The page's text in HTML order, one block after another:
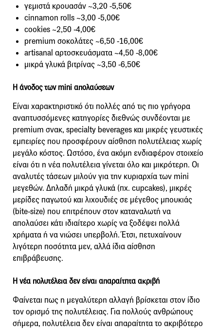
γεμιστά κρουασάν ~3,20 -5,50€
cinnamon rolls ~3,00 -5,00€
cookies ~2,50 -4,00€
premium σοκολάτες ~6,50 -16,00€
artisanal αρτοσκευάσματα ~4,50 -8,00€
μικρά γλυκά βιτρίνας ~3,50 -6,50€
Η άνοδος των mini απολαύσεων
Είναι χαρακτηριστικό ότι πολλές από τις πιο γρήγορα
αναπτυσσόμενες κατηγορίες διεθνώς συνδέονται με
premium σνακ, specialty beverages και μικρές γευστικές
εμπειρίες που προσφέρουν αίσθηση πολυτέλειας χωρίς
μεγάλο κόστος. Ωστόσο, ένα ακόμη ενδιαφέρον στοιχείο
είναι ότι η νέα πολυτέλεια γίνεται όλο και μικρότερη. Οι
αναλυτές τάσεων μιλούν για την κυριαρχία των mini
μεγεθών. Δηλαδή μικρά γλυκά (πχ. cupcakes), μικρές
μερίδες παγωτού και λιχουδιές σε μέγεθος μπουκιάς
(bite-size) που επιτρέπουν στον καταναλωτή να
απολαύσει κάτι ιδιαίτερο χωρίς να ξοδέψει πολλά
χρήματα ή να νιώσει υπερβολή. Έτσι, πετυχαίνουν
λιγότερη ποσότητα μεν, αλλά ίδια αίσθηση
επιβράβευσης.
Η νέα πολυτέλεια δεν είναι απαραίτητα ακριβή
Φαίνεται πως η μεγαλύτερη αλλαγή βρίσκεται στον ίδιο
τον ορισμό της πολυτέλειας. Για πολλούς ανθρώπους
σήμερα, πολυτέλεια δεν είναι απαραίτητα το ακριβότερο